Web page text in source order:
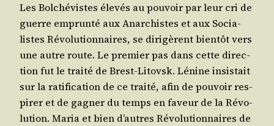
Les Bol­ché­vistes éle­vés au pou­voir par leur cri de
guerre emprun­té aux Anar­chistes et aux Socia­
listes Révo­lu­tion­naires, se diri­gèrent bien­tôt vers
une autre route. Le pre­mier pas dans cette direc­
tion fut le trai­té de Brest-Litovsk. Lénine insis­tait
sur la rati­fi­ca­tion de ce trai­té, afin de pou­voir res­
pi­rer et de gagner du temps en faveur de la Révo­
lu­tion. Maria et bien d’autres Révo­lu­tion­naires de